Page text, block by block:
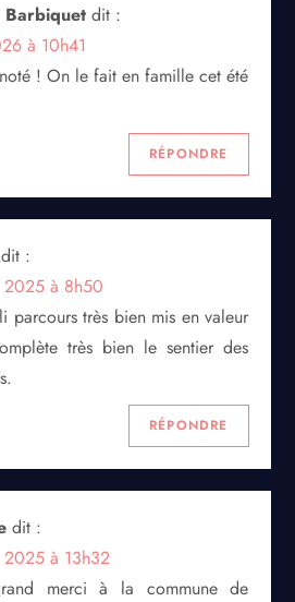
Barbiquet dit :
à 10h41
noté ! On le fait en famille cet été
RÉPONDRE
dit :
à 8h50
parcours très bien mis en valeur
très bien le sentier des
RÉPONDRE
dit :
à 13h32
merci à la commune de